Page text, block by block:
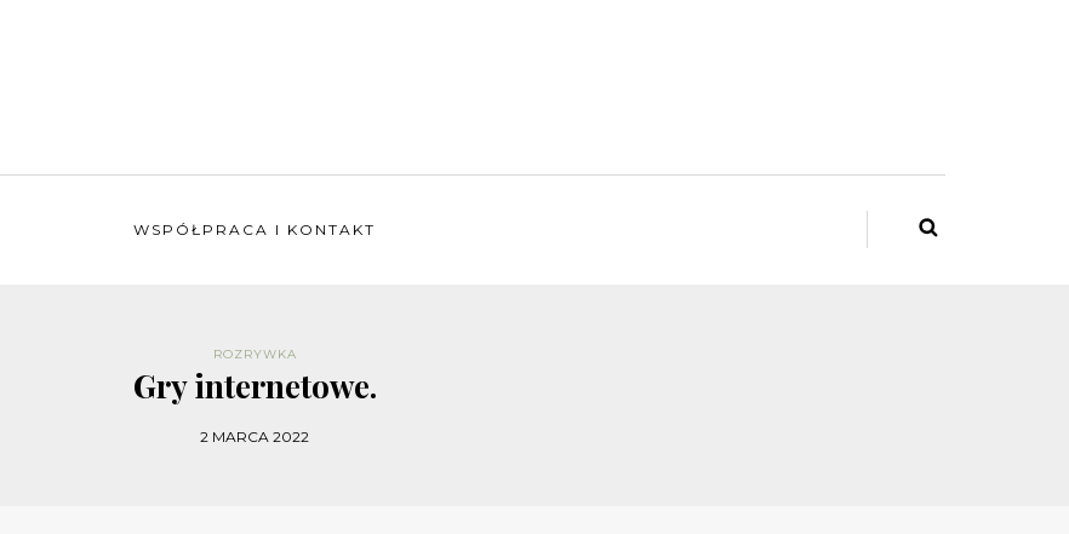
WSPÓŁPRACA I KONTAKT
ROZRYWKA
Gry internetowe.
2 MARCA 2022